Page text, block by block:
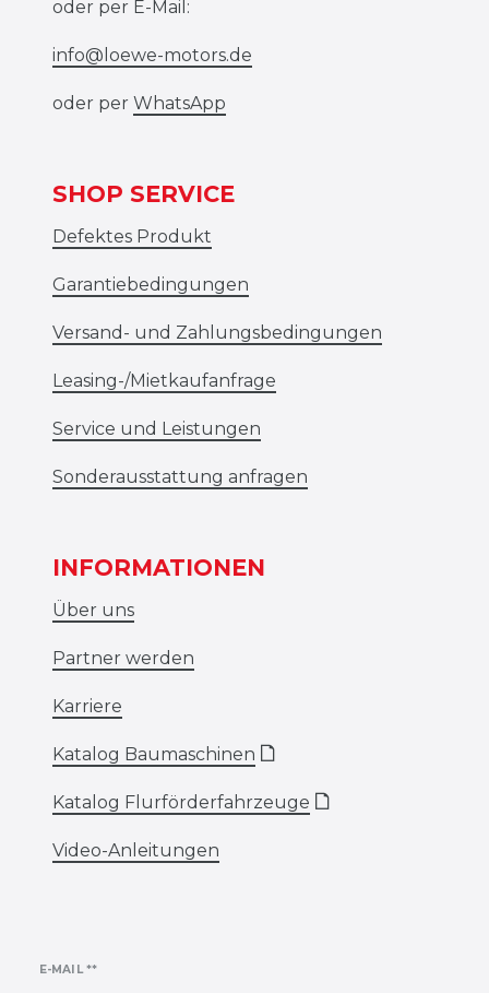
oder per E-Mail:
info@loewe-motors.de
oder per WhatsApp
SHOP SERVICE
Defektes Produkt
Garantiebedingungen
Versand- und Zahlungsbedingungen
Leasing-/Mietkaufanfrage
Service und Leistungen
Sonderausstattung anfragen
INFORMATIONEN
Über uns
Partner werden
Karriere
Katalog Baumaschinen 🗋
Katalog Flurförderfahrzeuge 🗋
Video-Anleitungen
E-MAIL **
Newsletter